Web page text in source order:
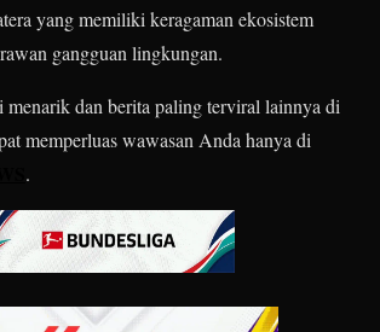
yang memiliki keragaman ekosistem
gangguan lingkungan.
menarik dan berita paling terviral lainnya di
memperluas wawasan Anda hanya di
.